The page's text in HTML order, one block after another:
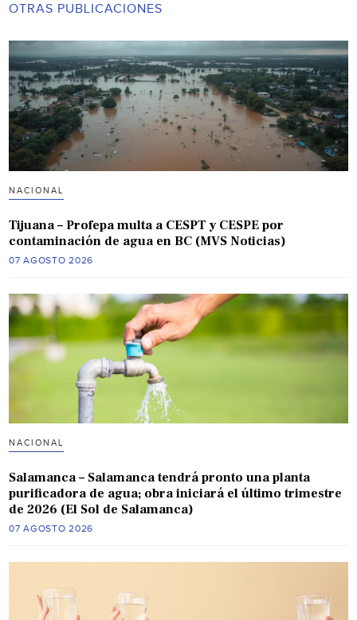
OTRAS PUBLICACIONES
NACIONAL
Tijuana – Profepa multa a CESPT y CESPE por
contaminación de agua en BC (MVS Noticias)
07 AGOSTO 2026
NACIONAL
Salamanca – Salamanca tendrá pronto una planta
purificadora de agua; obra iniciará el último trimestre
de 2026 (El Sol de Salamanca)
07 AGOSTO 2026